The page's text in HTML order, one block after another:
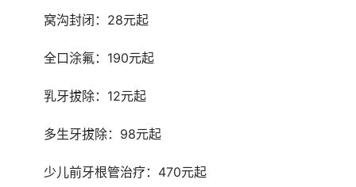
	窝沟封闭：28元起
	全口涂氟：190元起
	乳牙拔除：12元起
	多生牙拔除：98元起
	少儿前牙根管治疗：470元起